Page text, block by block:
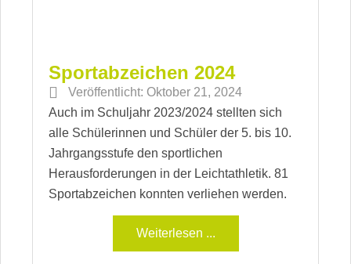
Sportabzeichen 2024
Veröffentlicht: Oktober 21, 2024
Auch im Schuljahr 2023/2024 stellten sich
alle Schülerinnen und Schüler der 5. bis 10.
Jahrgangsstufe den sportlichen
Herausforderungen in der Leichtathletik. 81
Sportabzeichen konnten verliehen werden.
Weiterlesen ...